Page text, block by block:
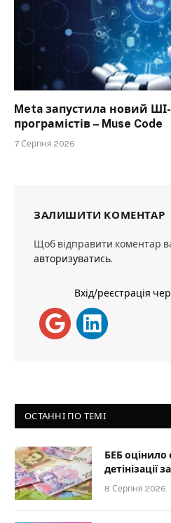
Meta запустила новий ШІ-
програмістів – Muse Code
7 Серпня 2026
ЗАЛИШИТИ КОМЕНТАР
Щоб відправити коментар
авторизуватись.
Вхід/реєстрація
ОСТАННІ ПО ТЕМІ
БЕБ оцінило
детінізації
8 Серпня 2026